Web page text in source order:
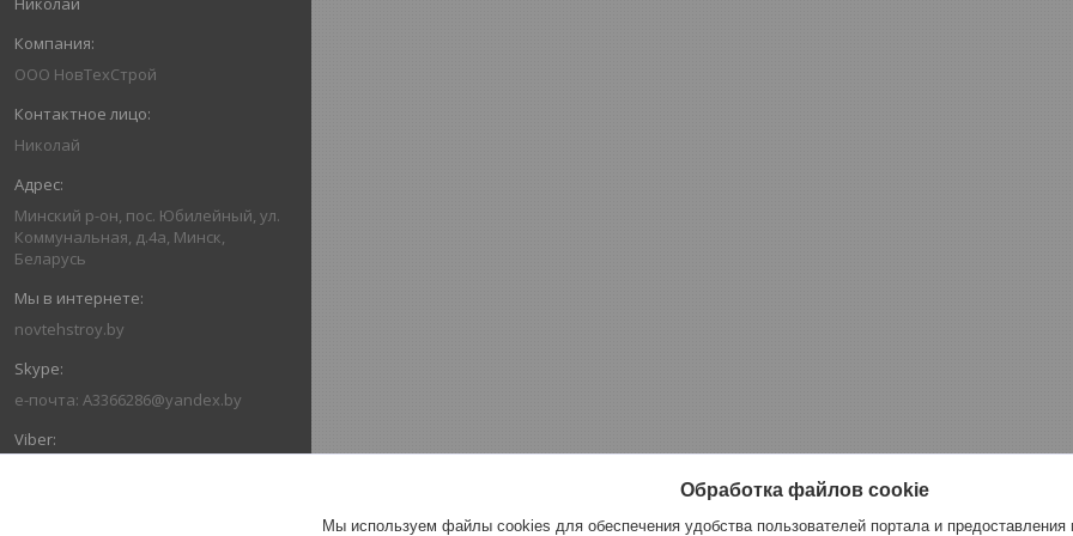
ООО НовТехСтрой
Николай
Минский р-он, пос. Юбилейный, ул.
Коммунальная, д.4а, Минск,
Беларусь
novtehstroy.by
e-почта: A3366286@yandex.by
Обработка файлов cookie
Мы используем файлы cookies для обеспечения удобства пользователей портала и предоставления